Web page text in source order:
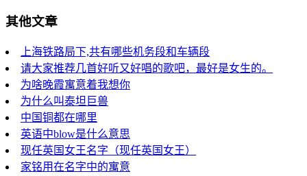
其他文章
上海铁路局下,共有哪些机务段和车辆段
请大家推荐几首好听又好唱的歌吧，最好是女生的。
为啥晚霞寓意着我想你
为什么叫泰坦巨兽
中国铜都在哪里
英语中blow是什么意思
现任英国女王名字（现任英国女王）
家铭用在名字中的寓意